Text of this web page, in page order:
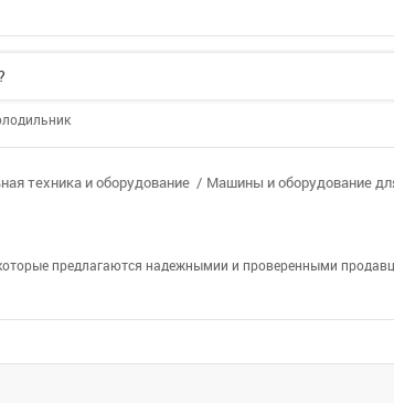
техника и оборудование Машины и оборудование
предлагаются надежнымии и проверенными